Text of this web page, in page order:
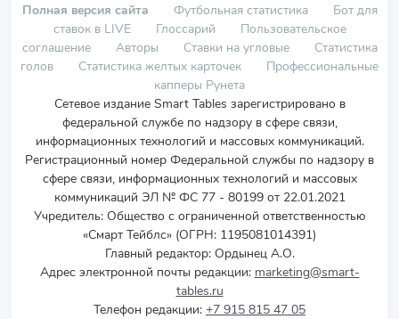
Полная версия сайта Футбольная статистика
Бот для
ставок в LIVE
Глоссарий
Пользовательское
соглашение
Авторы Ставки на угловые
Статистика
голов
Статистика желтых карточек
Профессиональные
капперы Рунета
Сетевое издание Smart Tables зарегистрировано в
федеральной службе по надзору в сфере связи,
информационных технологий и массовых коммуникаций.
Регистрационный номер Федеральной службы по надзору в
сфере связи, информационных технологий и массовых
коммуникаций ЭЛ № ФС 77 - 80199 от 22.01.2021
Учредитель: Общество с ограниченной ответственностью
«Смарт Тейблс» (ОГРН: 1195081014391)
Главный редактор: Ордынец А.О.
Адрес электронной почты редакции: marketing@smart-
tables.ru
Телефон редакции: +7 915 815 47 05